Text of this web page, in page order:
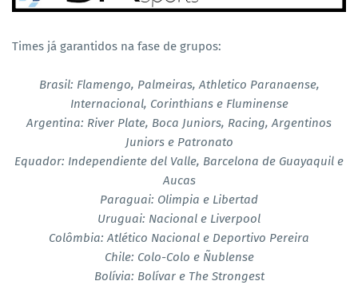
Times já garantidos na fase de grupos:
Brasil: Flamengo, Palmeiras, Athletico Paranaense,
Internacional, Corinthians e Fluminense
Argentina: River Plate, Boca Juniors, Racing, Argentinos
Juniors e Patronato
Equador: Independiente del Valle, Barcelona de Guayaquil e
Aucas
Paraguai: Olimpia e Libertad
Uruguai: Nacional e Liverpool
Colômbia: Atlético Nacional e Deportivo Pereira
Chile: Colo-Colo e Ñublense
Bolívia: Bolívar e The Strongest